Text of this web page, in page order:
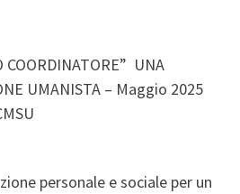
COORDINATORE” UNA
UMANISTA – Maggio 2025
personale e sociale per un